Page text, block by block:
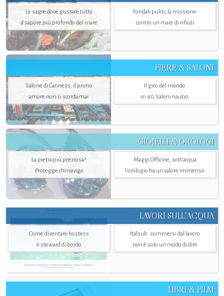
Le sagre dove gustare tutto
il sapore più profondo del mare
Fondali puliti, la missione
contro un mare di rifiuti
FIERE & SALONI
Salone di Canness, il primo
amore non si scorda mai
Il giro del mondo
in 40 Saloni nautici
GIOIELLI & OROLOGI
La pietra più preziosa?
Protegge chi naviga
Maggi Officine, sott’acqua
l'orologio ha un valore immenso
LAVORI SULL’ACQUA
Come diventare hostess
e steward di bordo
Italsub: sommersi dal lavoro
non è solo un modo di dire
LIBRI & FILM